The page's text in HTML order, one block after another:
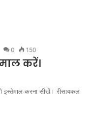
0 150
करें।
इस्तेमाल करना सीखें। रीसायकल